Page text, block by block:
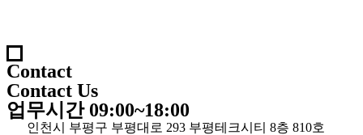
Contact
Contact Us
업무시간 09:00~18:00
인천시 부평구 부평대로 293 부평테크시티 8층 810호